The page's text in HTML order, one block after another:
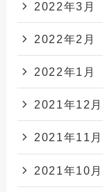
2022年3月
2022年2月
2022年1月
2021年12月
2021年11月
2021年10月